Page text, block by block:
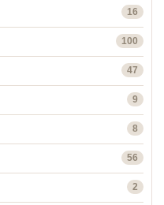
16
100
47
9
8
56
2